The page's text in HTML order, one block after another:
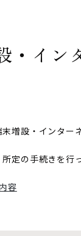
イン
増設・インター
定の手続きを行
容